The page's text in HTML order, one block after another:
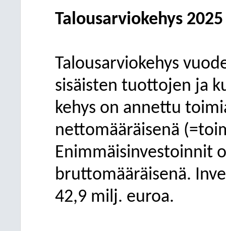
Talousarviokehys 2025
Talousarviokehys
sisäisten tuottojen ja
kehys on annettu
nettomääräisenä
Enimmäisinvestoinnit
bruttomääräisenä.
42,9 milj. euroa.